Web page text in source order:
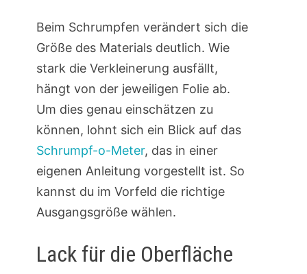
Beim Schrumpfen verändert sich die
Größe des Materials deutlich. Wie
stark die Verkleinerung ausfällt,
hängt von der jeweiligen Folie ab.
Um dies genau einschätzen zu
können, lohnt sich ein Blick auf das
Schrumpf-o-Meter, das in einer
eigenen Anleitung vorgestellt ist. So
kannst du im Vorfeld die richtige
Ausgangsgröße wählen.
Lack für die Oberfläche